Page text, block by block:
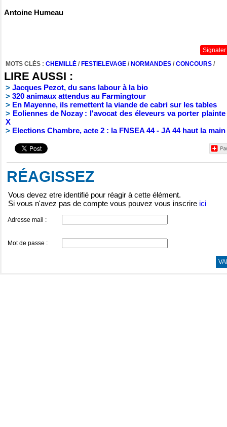
Antoine Humeau
MOTS CLÉS : CHEMILLÉ / FESTIELEVAGE / NORMANDES / CONCOURS /
LIRE AUSSI :
> Jacques Pezot, du sans labour à la bio
> 320 animaux attendus au Farmingtour
> En Mayenne, ils remettent la viande de cabri sur les tables
> Eoliennes de Nozay : l'avocat des éleveurs va porter
X
> Elections Chambre, acte 2 : la FNSEA 44 - JA 44 haut la main
RÉAGISSEZ
Vous devez etre identifié pour réagir à cette élément.
Si vous n'avez pas de compte vous pouvez vous inscrire ici
Adresse mail :
Mot de passe :